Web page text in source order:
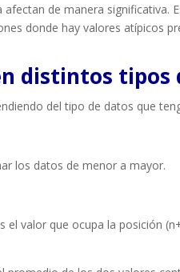
de manera significativa.
donde hay valores atípicos
distintos tipos
del tipo de datos que
los datos de menor a mayor.
valor que ocupa la posición